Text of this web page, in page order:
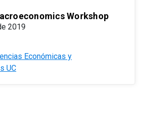
Workshop
2019
Económicas y
UC